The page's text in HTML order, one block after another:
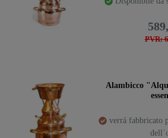
PVR:
Alambicco
verrá fabbricato